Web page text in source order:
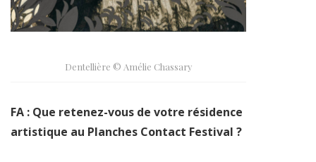
Dentellière © Amélie Chassary
FA : Que retenez-vous de votre résidence
artistique au Planches Contact Festival ?